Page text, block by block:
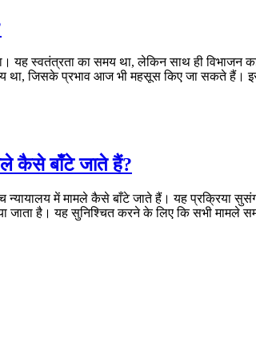
यह स्वतंत्रता का समय था, लेकिन साथ ही विभाजन
था, जिसके प्रभाव आज भी महसूस किए जा सकते हैं।
कैसे बाँटे जाते हैं?
न्यायालय में मामले कैसे बाँटे जाते हैं। यह प्रक्रिया
जाता है। यह सुनिश्चित करने के लिए कि सभी मामले